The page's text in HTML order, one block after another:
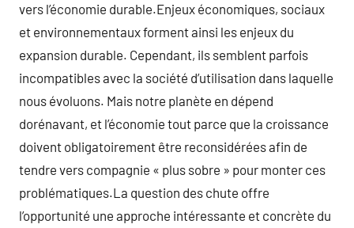
vers l’économie durable.Enjeux économiques, sociaux
et environnementaux forment ainsi les enjeux du
expansion durable. Cependant, ils semblent parfois
incompatibles avec la société d’utilisation dans laquelle
nous évoluons. Mais notre planète en dépend
dorénavant, et l’économie tout parce que la croissance
doivent obligatoirement être reconsidérées afin de
tendre vers compagnie « plus sobre » pour monter ces
problématiques.La question des chute offre
l’opportunité une approche intéressante et concrète du